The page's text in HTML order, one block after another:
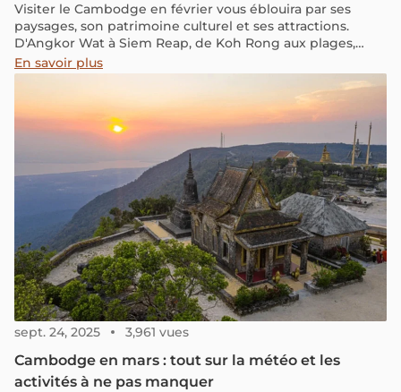
Visiter le Cambodge en février vous éblouira par ses
paysages, son patrimoine culturel et ses attractions.
D'Angkor Wat à Siem Reap, de Koh Rong aux plages,
l'expérience de la saison est riche et variée
En savoir plus
sept. 24, 2025 3,961 vues
Cambodge en mars : tout sur la météo et les
activités à ne pas manquer